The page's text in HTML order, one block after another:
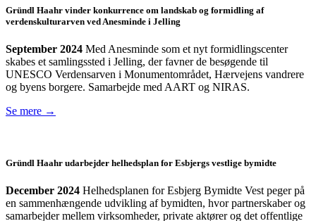
Gründl Haahr vinder konkurrence om landskab og formidling af
verdenskulturarven ved Anesminde i Jelling
September 2024 Med Anesminde som et nyt formidlingscenter
skabes et samlingssted i Jelling, der favner de besøgende til
UNESCO Verdensarven i Monumentområdet, Hærvejens vandrere
og byens borgere. Samarbejde med AART og NIRAS.
Se mere →
Gründl Haahr udarbejder helhedsplan for Esbjergs vestlige bymidte
December 2024 Helhedsplanen for Esbjerg Bymidte Vest peger på
en sammenhængende udvikling af bymidten, hvor partnerskaber og
samarbejder mellem virksomheder, private aktører og det offentlige